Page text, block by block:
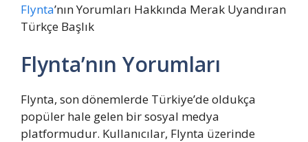
Flynta’nın Yorumları Hakkında Merak Uyandıran
Türkçe Başlık
Flynta’nın Yorumları
Flynta, son dönemlerde Türkiye’de oldukça
popüler hale gelen bir sosyal medya
platformudur. Kullanıcılar, Flynta üzerinde